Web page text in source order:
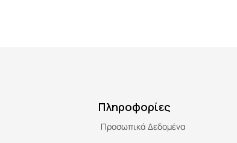
Πληροφορίες
Προσωπικά Δεδομένα